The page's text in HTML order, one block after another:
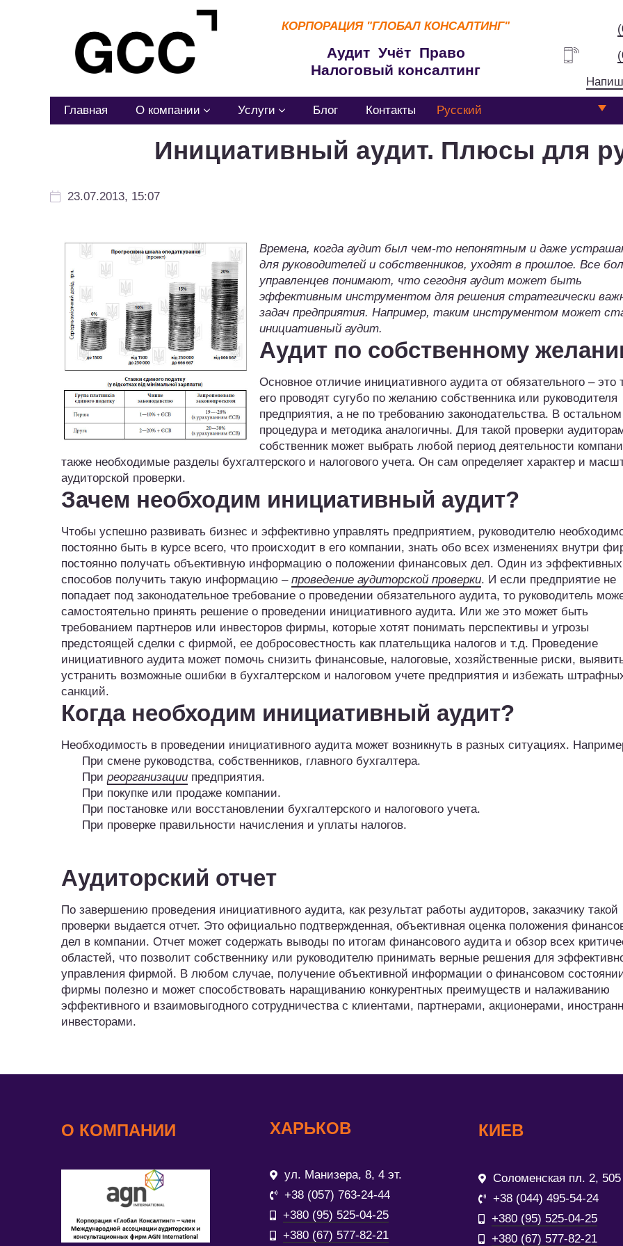
КОРПОРАЦИЯ "ГЛОБАЛ КОНСАЛТИНГ"
Аудит Учёт Право
Налоговый консалтинг
Главная О компании Услуги Блог Контакты Русский
Инициативный аудит. Плюсы для
23.07.2013, 15:07
Времена, когда аудит был чем-то непонятным и даже
для руководителей и собственников, уходят в прошлое. Все
управленцев понимают, что сегодня аудит может быть
эффективным инструментом для решения стратегически
задач предприятия. Например, таким инструментом может
инициативный аудит.
Аудит по собственному
Основное отличие инициативного аудита от обязательного – это
его проводят сугубо по желанию собственника или руководителя
предприятия, а не по требованию законодательства. В остальном
процедура и методика аналогичны. Для такой проверки
собственник может выбрать любой период деятельности
также необходимые разделы бухгалтерского и налогового учета. Он сам определяет характер и
аудиторской проверки.
Зачем необходим инициативный аудит?
Чтобы успешно развивать бизнес и эффективно управлять предприятием, руководителю
постоянно быть в курсе всего, что происходит в его компании, знать обо всех изменениях внутри
постоянно получать объективную информацию о положении финансовых дел. Один из эффективных
способов получить такую информацию – проведение аудиторской проверки. И если предприятие не
попадает под законодательное требование о проведении обязательного аудита, то руководитель
самостоятельно принять решение о проведении инициативного аудита. Или же это может быть
требованием партнеров или инвесторов фирмы, которые хотят понимать перспективы и угрозы
предстоящей сделки с фирмой, ее добросовестность как плательщика налогов и т.д. Проведение
инициативного аудита может помочь снизить финансовые, налоговые, хозяйственные риски,
устранить возможные ошибки в бухгалтерском и налоговом учете предприятия и избежать
санкций.
Когда необходим инициативный аудит?
Необходимость в проведении инициативного аудита может возникнуть в разных ситуациях.
При смене руководства, собственников, главного бухгалтера.
При реорганизации предприятия.
При покупке или продаже компании.
При постановке или восстановлении бухгалтерского и налогового учета.
При проверке правильности начисления и уплаты налогов.
Аудиторский отчет
По завершению проведения инициативного аудита, как результат работы аудиторов, заказчику такой
проверки выдается отчет. Это официально подтвержденная, объективная оценка положения
дел в компании. Отчет может содержать выводы по итогам финансового аудита и обзор всех
областей, что позволит собственнику или руководителю принимать верные решения для
управления фирмой. В любом случае, получение объективной информации о финансовом
фирмы полезно и может способствовать наращиванию конкурентных преимуществ и налаживанию
эффективного и взаимовыгодного сотрудничества с клиентами, партнерами, акционерами,
инвесторами.
О КОМПАНИИ ХАРЬКОВ
ул. Манизера, 8, 4 эт.
+38 (057) 763-24-44
+380 (95) 525-04-25
+380 (67) 577-82-21
КИЕВ
Соломенская пл. 2, 505
+38 (044) 495-54-24
+380 (95) 525-04-25
+380 (67) 577-82-21